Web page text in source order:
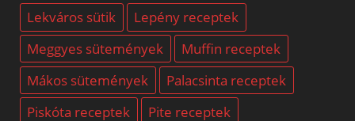
Lekváros sütik
Lepény receptek
Meggyes sütemények
Muffin receptek
Mákos sütemények
Palacsinta receptek
Piskóta receptek
Pite receptek